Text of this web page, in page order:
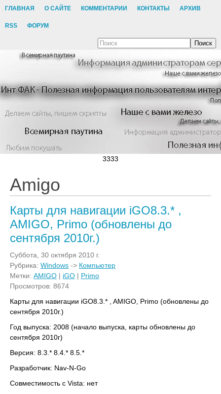
ГЛАВНАЯ О САЙТЕ КОММЕНТАРИИ КОНТАКТЫ АРХИВ
RSS ФОРУМ
Поиск
3333
Amigo
Карты для навигации iGO8.3.* ,
AMIGO, Primo (обновлены до
сентября 2010г.)
Суббота, 30 октября 2010 г.
Рубрика: Windows -> Компьютер
Метки: AMIGO | iGO | Primo
Просмотров: 8674
Карты для навигации iGO8.3.* , AMIGO, Primo (обновлены до
сентября 2010г.)
Год выпуска: 2008 (начало выпуска, карты обновлены до
сентября 2010г)
Версия: 8.3.* 8.4.* 8.5.*
Разработчик: Nav-N-Go
Совместимость с Vista: нет